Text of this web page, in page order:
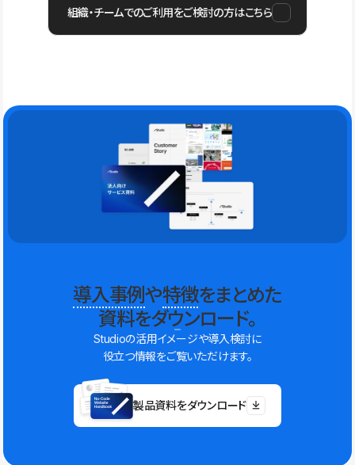
組織・チームでのご利用をご検討の方はこちら
導入事例や特徴をまとめた
資料をダウンロード。
Studioの活用イメージや導入検討に
役立つ情報をご覧いただけます。
製品資料をダウンロード